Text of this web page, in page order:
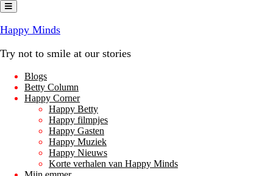
Ga
naar
de
inhoud
Happy Minds
Try not to smile at our stories
Blogs
Betty Column
Happy Corner
Happy Betty
Happy filmpjes
Happy Gasten
Happy Muziek
Happy Nieuws
Korte verhalen van Happy Minds